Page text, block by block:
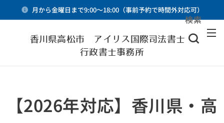
月から金曜日まで9:00～18:00（事前予約で時間外対応可）
香川県高松市 アイリス国際司法書士・
行政書士事務所
検索
【2026年対応】香川県・高